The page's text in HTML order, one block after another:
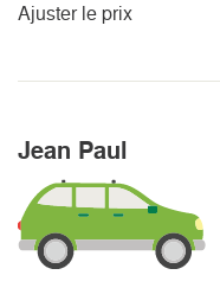
Ajuster le prix
Jean Paul